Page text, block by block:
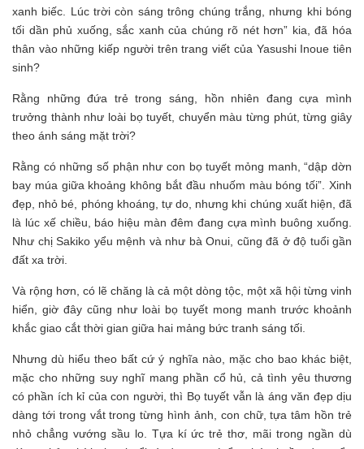
xanh biếc. Lúc trời còn sáng trông chúng trắng, nhưng khi bóng
tối dần phủ xuống, sắc xanh của chúng rõ nét hơn” kia, đã hóa
thân vào những kiếp người trên trang viết của Yasushi Inoue tiên
sinh?
Rằng những đứa trẻ trong sáng, hồn nhiên đang cựa mình
trưởng thành như loài bọ tuyết, chuyển màu từng phút, từng giây
theo ánh sáng mặt trời?
Rằng có những số phận như con bọ tuyết mỏng manh, “dập dờn
bay múa giữa khoảng không bắt đầu nhuốm màu bóng tối”. Xinh
đẹp, nhỏ bé, phóng khoáng, tự do, nhưng khi chúng xuất hiện, đã
là lúc xế chiều, báo hiệu màn đêm đang cựa mình buông xuống.
Như chị Sakiko yểu mệnh và như bà Onui, cũng đã ở độ tuổi gần
đất xa trời.
Và rộng hơn, có lẽ chăng là cả một dòng tộc, một xã hội từng vinh
hiển, giờ đây cũng như loài bọ tuyết mong manh trước khoảnh
khắc giao cắt thời gian giữa hai mảng bức tranh sáng tối.
Nhưng dù hiểu theo bất cứ ý nghĩa nào, mặc cho bao khác biệt,
mặc cho những suy nghĩ mang phần cổ hủ, cả tình yêu thương
có phần ích kỉ của con người, thì Bọ tuyết vẫn là áng văn đẹp dịu
dàng tới trong vắt trong từng hình ảnh, con chữ, tựa tâm hồn trẻ
nhỏ chẳng vướng sầu lo. Tựa kí ức trẻ thơ, mãi trong ngần dù